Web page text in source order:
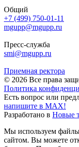
Общий
+7 (499) 750-01-11
mgupp@mgupp.ru
Пресс-служба
smi@mgupp.ru
Приемная ректора
© 2026 Все права
Политика
Есть вопрос или
напишите в MAX!
Разработано в Новые
Мы используем файлы
сайтом. Вы можете